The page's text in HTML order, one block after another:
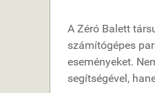
A Zéró Balett
számítógépes
eseményeket.
segítségével,